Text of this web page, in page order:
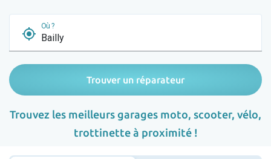
my_location
Où ?
Trouver un réparateur
Trouvez les meilleurs garages moto, scooter, vélo,
trottinette à proximité !